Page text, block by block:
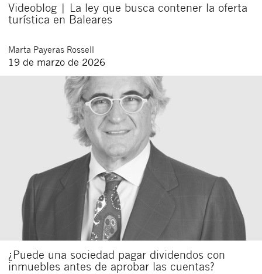
Videoblog | La ley que busca contener la oferta
turística en Baleares
Marta Payeras Rossell
19 de marzo de 2026
¿Puede una sociedad pagar dividendos con
inmuebles antes de aprobar las cuentas?